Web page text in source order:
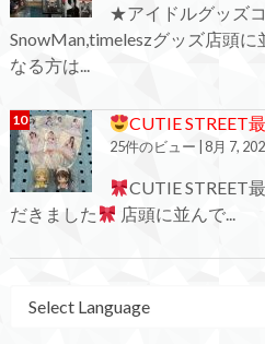
★アイドルグッズ
SnowMan,timeleszグッズ店頭
なる方は...
CUTIE STREET
25件のビュー 8月 7,
CUTIE STREET
だきました
店頭に並んで...